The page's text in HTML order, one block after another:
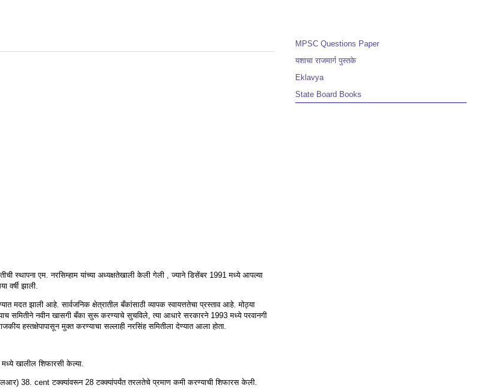
स्थापना एम. नरसिम्हाम यांच्या अध्यक्षतेखाली केली गेली , ज्याने डिसेंबर 1991 मध्ये आपल्या
वर्षी झाली.
मदत झाली आहे. सार्वजनिक क्षेत्रातील बँकांसाठी व्यापक स्वायत्ततेचा प्रस्ताव आहे. मोठ्या
समितीने नवीन खासगी बँका सुरू करण्याचे सुचविले, त्या आधारे सरकारने 1993 मध्ये परवानगी
हस्तक्षेपापासून मुक्त करण्याचा सल्लाही नरसिंह समितीला देण्यात आला होता.
खालील शिफारसी केल्या.
38. cent टक्क्यांवरून 28 टक्क्यांपर्यंत तरलतेचे प्रमाण कमी करण्याची शिफारस केली.
MPSC Questions Paper
यशाचा राजमार्ग पुस्तके
Eklavya
State Board Books